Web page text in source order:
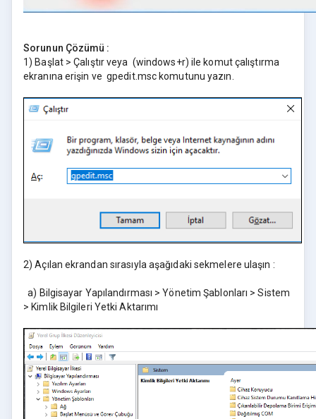
Sorunun Çözümü :
1) Başlat > Çalıştır veya (windows+r) ile komut çalıştırma
ekranına erişin ve gpedit.msc komutunu yazın.
2) Açılan ekrandan sırasıyla aşağıdaki sekmelere ulaşın :
a) Bilgisayar Yapılandırması > Yönetim Şablonları > Sistem
> Kimlik Bilgileri Yetki Aktarımı